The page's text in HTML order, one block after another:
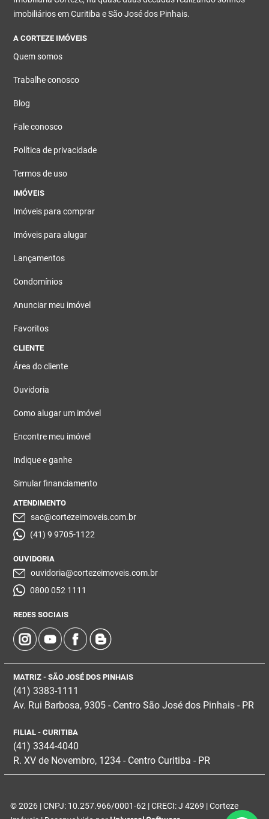
imobiliários em Curitiba e São José dos Pinhais.
A CORTEZE IMÓVEIS
Quem somos
Trabalhe conosco
Blog
Fale conosco
Política de privacidade
Termos de uso
IMÓVEIS
Imóveis para comprar
Imóveis para alugar
Lançamentos
Condomínios
Anunciar meu imóvel
Favoritos
CLIENTE
Área do cliente
Ouvidoria
Como alugar um imóvel
Encontre meu imóvel
Indique e ganhe
Simular financiamento
ATENDIMENTO
sac@cortezeimoveis.com.br
(41) 9 9705-1122
OUVIDORIA
ouvidoria@cortezeimoveis.com.br
0800 052 1111
REDES SOCIAIS
MATRIZ - SÃO JOSÉ DOS PINHAIS
(41) 3383-1111
Av. Rui Barbosa, 9305 - Centro São José dos Pinhais - PR
FILIAL - CURITIBA
(41) 3344-4040
R. XV de Novembro, 1234 - Centro Curitiba - PR
© 2026 | CNPJ: 10.257.966/0001-62 | CRECI: J 4269 | Corteze